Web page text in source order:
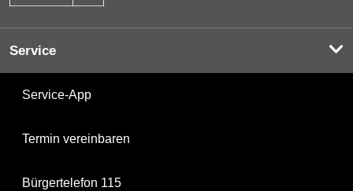
Service
Service-App
Termin vereinbaren
Bürgertelefon 115